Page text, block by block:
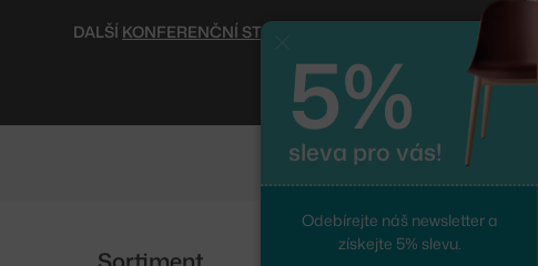
DALŠÍ KONFERENČNÍ STOLKY5%
sleva pro vás!
Odebírejte náš newsletter a
získejte 5% slevu.